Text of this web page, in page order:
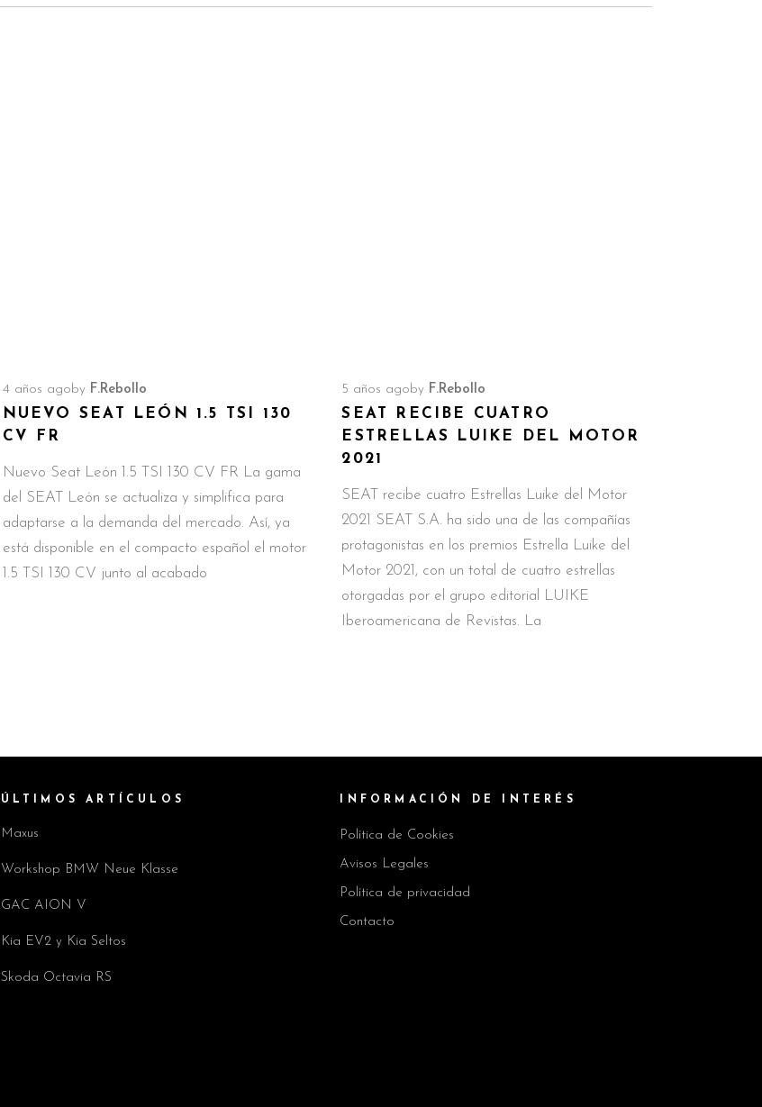
4 años ago by F.Rebollo
NUEVO SEAT LEÓN 1.5 TSI 130
CV FR
Nuevo Seat León 1.5 TSI 130 CV FR La gama
del SEAT León se actualiza y simplifica para
adaptarse a la demanda del mercado. Así, ya
está disponible en el compacto español el motor
1.5 TSI 130 CV junto al acabado
5 años ago by F.Rebollo
SEAT RECIBE CUATRO
ESTRELLAS LUIKE DEL MOTOR
2021
SEAT recibe cuatro Estrellas Luike del Motor
2021 SEAT S.A. ha sido una de las compañías
protagonistas en los premios Estrella Luike del
Motor 2021, con un total de cuatro estrellas
otorgadas por el grupo editorial LUIKE
Iberoamericana de Revistas. La
ÚLTIMOS ARTÍCULOS
Maxus
Workshop BMW Neue Klasse
GAC AION V
Kia EV2 y Kia Seltos
Skoda Octavia RS
INFORMACIÓN DE INTERÉS
Política de Cookies
Avisos Legales
Política de privacidad
Contacto